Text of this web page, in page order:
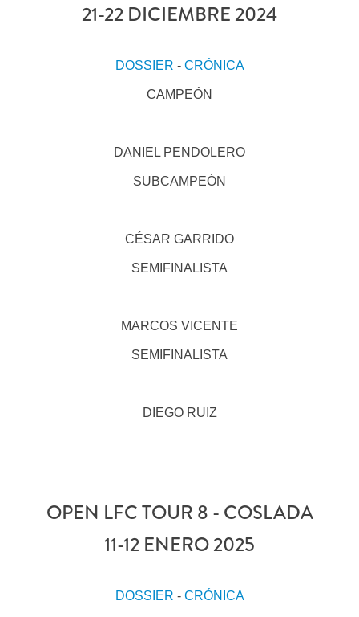
21-22 DICIEMBRE 2024
DOSSIER - CRÓNICA
CAMPEÓN
DANIEL PENDOLERO
SUBCAMPEÓN
CÉSAR GARRIDO
SEMIFINALISTA
MARCOS VICENTE
SEMIFINALISTA
DIEGO RUIZ
OPEN LFC TOUR 8 - COSLADA
11-12 ENERO 2025
DOSSIER - CRÓNICA